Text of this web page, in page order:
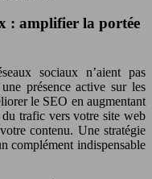
: amplifier la portée
sociaux n’aient pas
présence active sur les
le SEO en augmentant
trafic vers votre site web
contenu. Une stratégie
complément indispensable